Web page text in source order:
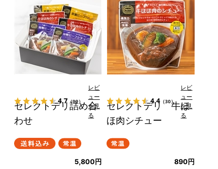
セレクトデリ詰め合
わせ
4.7 （99）
レビ
ュー
を見
る
5,800円
セレクトデリ 牛ほ
ほ肉シチュー
4.4 （30）
レビ
ュー
を見
る
890円